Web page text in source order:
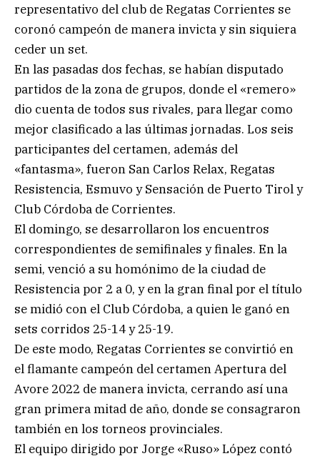
representativo del club de Regatas Corrientes se
coronó campeón de manera invicta y sin siquiera
ceder un set.
En las pasadas dos fechas, se habían disputado
partidos de la zona de grupos, donde el «remero»
dio cuenta de todos sus rivales, para llegar como
mejor clasificado a las últimas jornadas. Los seis
participantes del certamen, además del
«fantasma», fueron San Carlos Relax, Regatas
Resistencia, Esmuvo y Sensación de Puerto Tirol y
Club Córdoba de Corrientes.
El domingo, se desarrollaron los encuentros
correspondientes de semifinales y finales. En la
semi, venció a su homónimo de la ciudad de
Resistencia por 2 a 0, y en la gran final por el título
se midió con el Club Córdoba, a quien le ganó en
sets corridos 25-14 y 25-19.
De este modo, Regatas Corrientes se convirtió en
el flamante campeón del certamen Apertura del
Avore 2022 de manera invicta, cerrando así una
gran primera mitad de año, donde se consagraron
también en los torneos provinciales.
El equipo dirigido por Jorge «Ruso» López contó